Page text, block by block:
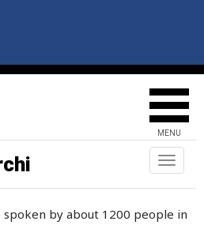
MENU
Toggle
spoken by about 1200 people in